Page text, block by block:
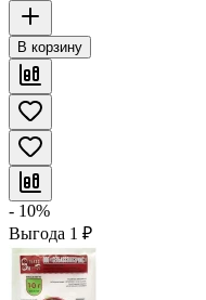
В корзину
- 10%
Выгода 1 ₽